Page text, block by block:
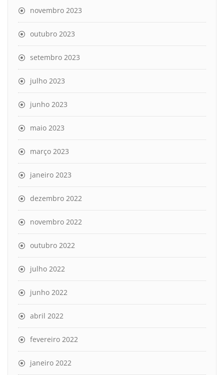
novembro 2023
outubro 2023
setembro 2023
julho 2023
junho 2023
maio 2023
março 2023
janeiro 2023
dezembro 2022
novembro 2022
outubro 2022
julho 2022
junho 2022
abril 2022
fevereiro 2022
janeiro 2022